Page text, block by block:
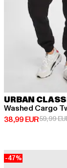
URBAN
Washed Cargo
38,99 EUR
Derzeitiger Preis:
59,99
-47%